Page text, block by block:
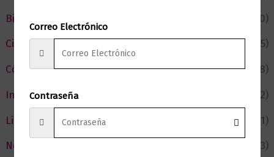
Bienestar
(230)
Ciencia y Conocimiento
(75)
Cómic y Fantasía
(88)
Infantil y Juvenil
(212)
Literatura
(371)
Negocios
(43)
Correo Electrónico
Contraseña